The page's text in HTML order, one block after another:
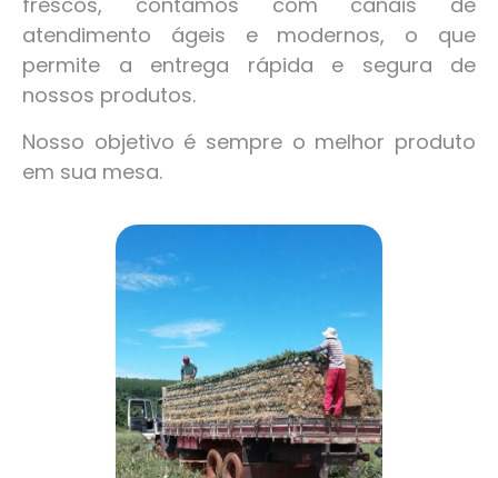
atendimento ágeis e modernos, o que
permite a entrega rápida e segura de
nossos produtos.
Nosso objetivo é sempre o melhor produto
em sua mesa.